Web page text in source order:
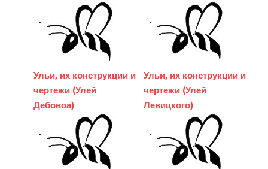
Ульи, их конструкции и
чертежи (Улей
Дебовоа)
Ульи, их конструкции и
чертежи (Улей
Левицкого)